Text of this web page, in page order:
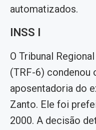
automatizados.
INSS I
O Tribunal
(TRF-6) condenou
aposentadoria do
Zanto. Ele foi
2000. A decisão